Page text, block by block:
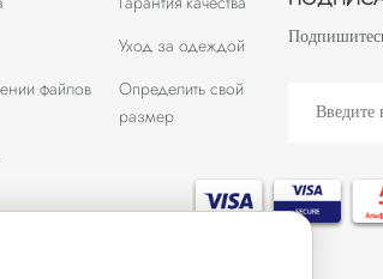
файлов
Уход за одеждой
Определить свой
размер